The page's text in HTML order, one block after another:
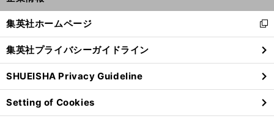
閉
る
集英社ホームページ
新
し
い
ウ
ィ
ン
ド
ウ
集英社プライバシーガイドライン
SHUEISHA Privacy Guideline
Setting of Cookies